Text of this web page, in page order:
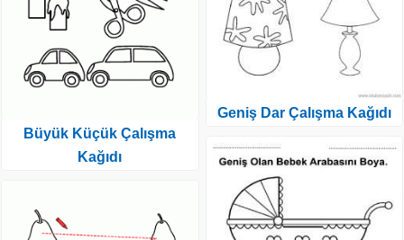
Büyük Küçük Çalışma
Kağıdı
Geniş Dar Çalışma Kağıdı